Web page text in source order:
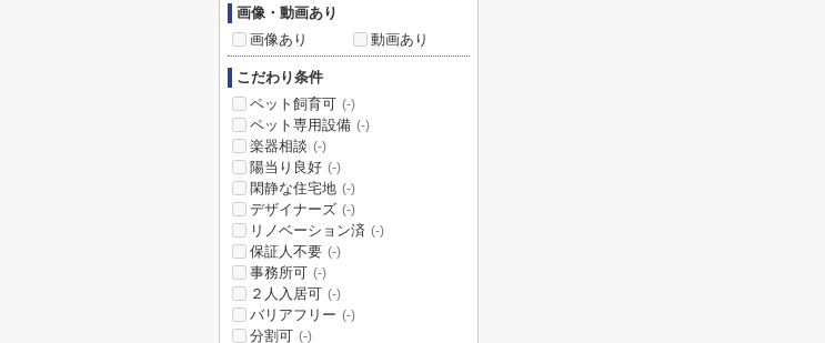
画像・動画あり
画像あり
動画あり
こだわり条件
ペット飼育可 (-)
ペット専用設備 (-)
楽器相談 (-)
陽当り良好 (-)
閑静な住宅地 (-)
デザイナーズ (-)
リノベーション済 (-)
保証人不要 (-)
事務所可 (-)
２人入居可 (-)
バリアフリー (-)
分割可 (-)